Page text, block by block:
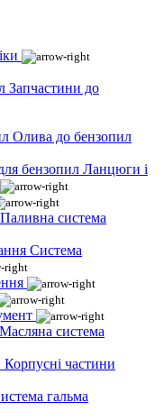
Запчастини до
Олива до бензопил
Ланцюги і
Паливна система
Система
Масляна система
Корпусні частини
гальма